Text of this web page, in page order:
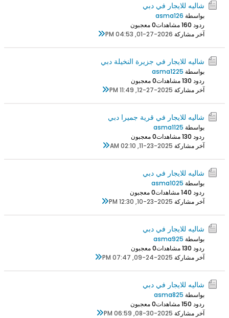
شاليه للايجار في دبي
بواسطة asma126
ردود 0
16 مشاهدات
0 معجبون
آخر مشاركة 01-27-2026, 04:53 PM
شاليه للايجار في جزيرة النخيلة دبي
بواسطة asma1225
ردود 0
13 مشاهدات
0 معجبون
آخر مشاركة 12-27-2025, 11:49 PM
شاليه للايجار في قرية جميرا دبي
بواسطة asma1125
ردود 0
13 مشاهدات
0 معجبون
آخر مشاركة 11-23-2025, 02:10 AM
شاليه للايجار في دبي
بواسطة asma1025
ردود 0
14 مشاهدات
0 معجبون
آخر مشاركة 10-23-2025, 12:30 PM
شاليه للايجار في دبي
بواسطة asma925
ردود 0
13 مشاهدات
0 معجبون
آخر مشاركة 09-24-2025, 07:47 PM
شاليه للايجار في دبي
بواسطة asma825
ردود 0
15 مشاهدات
0 معجبون
آخر مشاركة 08-30-2025, 06:59 PM